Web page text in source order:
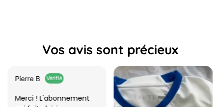
Vos avis sont précieux
Marine D. Vérifié
merci